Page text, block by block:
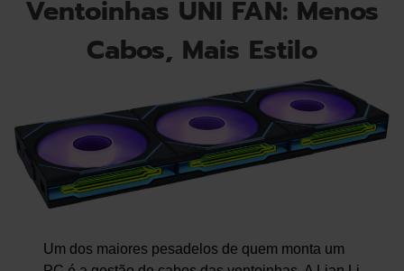
Ventoinhas UNI FAN: Menos
Cabos, Mais Estilo
Um dos maiores pesadelos de quem monta um